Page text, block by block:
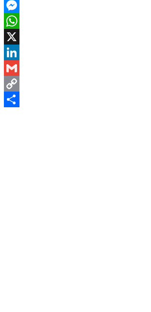
Facebook
Messenger
WhatsApp
X
LinkedIn
Gmail
Copy